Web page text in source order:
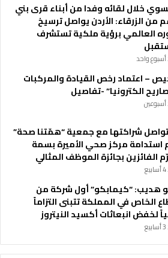
خلال لقائه وفدا من أبناء قرى بني
من الزرقاء: الأردن يواصل ترسيخ
العالمي برؤية ملكية تستشرف
أسبوع واحد
– اعتماد رخص القيادة والمركبات
الكترونيا” -تفاصيل
أسبوعين
شراكتها مع جمعية “همّتنا صحة”
استدامة مركز صحي الأميرة بسمة
الفائزين بجائزة الموظف المثالي
هديب: “كيمابكو” أول شركة من
الخاص في المملكة تتبنى التزاماً
لخفض انبعاثات أكسيد النيتروز